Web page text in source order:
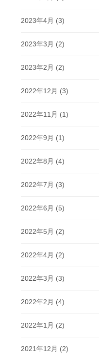
2023年4月 (3)
2023年3月 (2)
2023年2月 (2)
2022年12月 (3)
2022年11月 (1)
2022年9月 (1)
2022年8月 (4)
2022年7月 (3)
2022年6月 (5)
2022年5月 (2)
2022年4月 (2)
2022年3月 (3)
2022年2月 (4)
2022年1月 (2)
2021年12月 (2)